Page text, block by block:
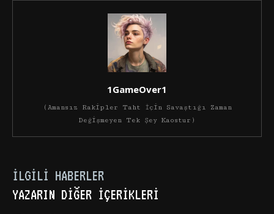
1GameOver1
(Amansız Rakipler Taht İçin Savaştığı Zaman
Değişmeyen Tek Şey Kaostur)
İLGILI HABERLER
YAZARIN DIĞER İÇERIKLERI